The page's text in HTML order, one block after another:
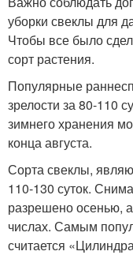
уборки свеклы для
Чтобы все было
сорт растения.
Популярные
зрелости за 80-110
зимнего хранения
конца августа.
Сорта свеклы,
110-130 суток.
разрешено осенью,
числах. Самым
считается